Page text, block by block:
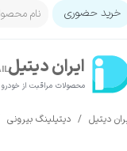
ایران‌ دیتیل
محصولات مراقبت از
حساب کاربری من
تغییر گذر واژه
خرید حضوری
دیتیل دیتیلینگ بیرونی